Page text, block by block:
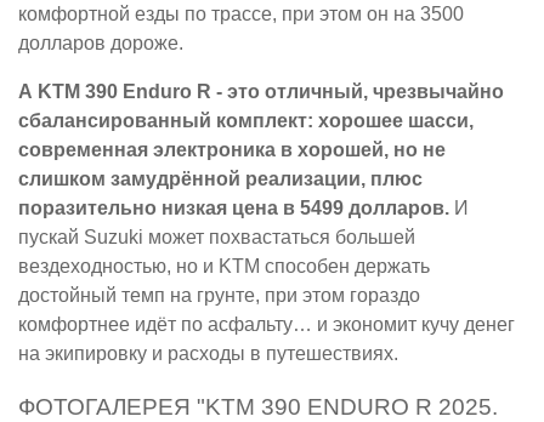
комфортной езды по трассе, при этом он на 3500
долларов дороже.
А KTM 390 Enduro R - это отличный, чрезвычайно
сбалансированный комплект: хорошее шасси,
современная электроника в хорошей, но не
слишком замудрённой реализации, плюс
поразительно низкая цена в 5499 долларов. И
пускай Suzuki может похвастаться большей
вездеходностью, но и KTM способен держать
достойный темп на грунте, при этом гораздо
комфортнее идёт по асфальту… и экономит кучу денег
на экипировку и расходы в путешествиях.
ФОТОГАЛЕРЕЯ "KTM 390 ENDURO R 2025.